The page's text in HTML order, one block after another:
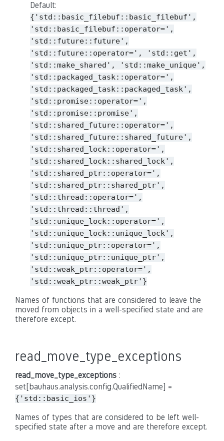
Default:
{'std::basic_filebuf::basic_filebuf',
'std::basic_filebuf::operator=',
'std::future::future',
'std::future::operator=',
'std::get',
'std::make_shared',
'std::make_unique',
'std::packaged_task::operator=',
'std::packaged_task::packaged_task',
'std::promise::operator=',
'std::promise::promise',
'std::shared_future::operator=',
'std::shared_future::shared_future',
'std::shared_lock::operator=',
'std::shared_lock::shared_lock',
'std::shared_ptr::operator=',
'std::shared_ptr::shared_ptr',
'std::thread::operator=',
'std::thread::thread',
'std::unique_lock::operator=',
'std::unique_lock::unique_lock',
'std::unique_ptr::operator=',
'std::unique_ptr::unique_ptr',
'std::weak_ptr::operator=',
'std::weak_ptr::weak_ptr'}
Names of functions that are considered to leave the
moved from objects in a well-specified state and are
therefore except.
read_move_type_exceptions
read_move_type_exceptions :
set[bauhaus.analysis.config.QualifiedName] =
{'std::basic_ios'}
Names of types that are considered to be left well-
specified state after a move and are therefore except.